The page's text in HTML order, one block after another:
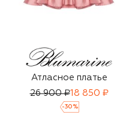
Атласное платье
26 900 ₽18 850 ₽
-30 %